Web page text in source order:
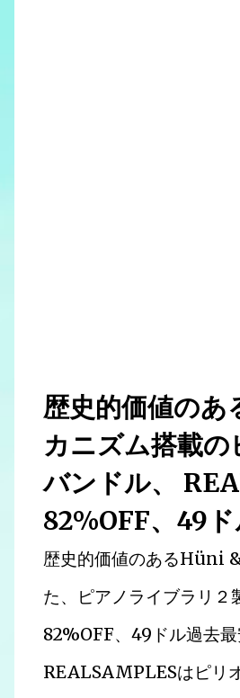
歴史的価値の
カニズム搭載
バンドル、
82%OFF、49ド
歴史的価値のあるHüni
た、ピアノライブラリ
82%OFF、49ドル過去最
REALSAMPLESはピリ